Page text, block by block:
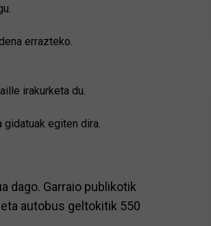
errazteko.
irakurketa du.
egiten dira.
dago. Garraio publikotik
autobus geltokitik 550